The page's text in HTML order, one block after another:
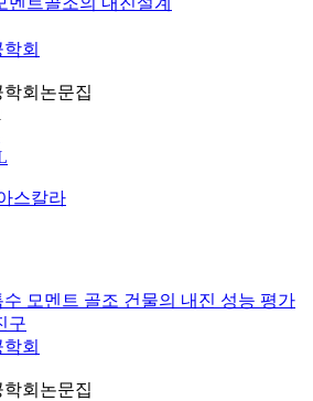
회
회논문집
스칼라
모멘트 골조 건물의 내진 성능 평가
구
회
회논문집